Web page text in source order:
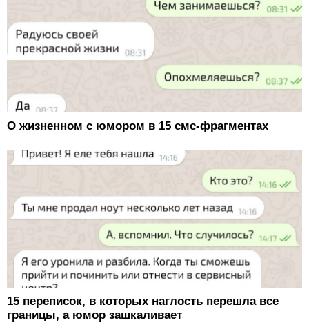
О жизненном с юмором в 15 смс-фрагментах
15 переписок, в которых наглость перешла все
границы, а юмор зашкаливает